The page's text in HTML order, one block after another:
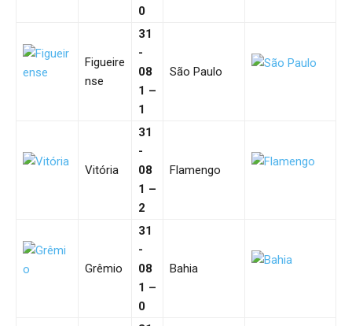
0
Figueire
nse
31
-
08
1 –
1
São Paulo
Vitória
31
-
08
1 –
2
Flamengo
Grêmio
31
-
08
1 –
0
Bahia